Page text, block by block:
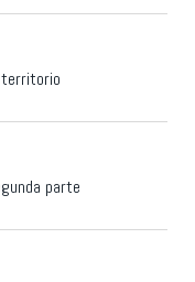
territorio
parte